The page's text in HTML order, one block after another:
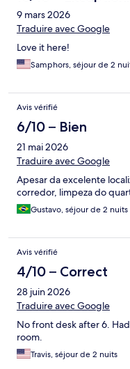
9 mars 2026
Traduire avec Google
Love it here!
Samphors, séjour de 2
Avis vérifié
6/10 – Bien
21 mai 2026
Traduire avec Google
Apesar da excelente
corredor, limpeza do
Gustavo, séjour de 2 nuits
Avis vérifié
4/10 – Correct
28 juin 2026
Traduire avec Google
No front desk after 6.
room.
Travis, séjour de 2 nuits